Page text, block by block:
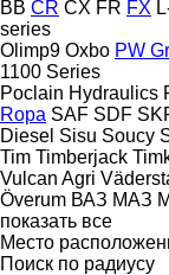
BB CR CX FR FX
series
Olimp9 Oxbo PW
1100 Series
Poclain Hydraulics
Ropa SAF SDF
Diesel Sisu Soucy
Tim Timberjack
Vulcan Agri
Överum ВАЗ МАЗ
показать все
Место
Поиск по радиусу